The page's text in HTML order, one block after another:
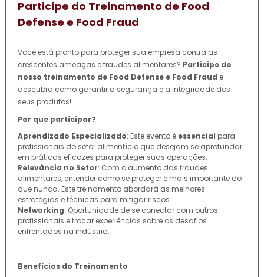
Participe do Treinamento de Food
Defense e Food Fraud
Você está pronto para proteger sua empresa contra as
crescentes ameaças e fraudes alimentares? Participe do
nosso treinamento de Food Defense e Food Fraud e
descubra como garantir a segurança e a integridade dos
seus produtos!
Por que participar?
Aprendizado Especializado: Este evento é essencial para
profissionais do setor alimentício que desejam se aprofundar
em práticas eficazes para proteger suas operações.
Relevância no Setor: Com o aumento das fraudes
alimentares, entender como se proteger é mais importante do
que nunca. Este treinamento abordará as melhores
estratégias e técnicas para mitigar riscos.
Networking: Oportunidade de se conectar com outros
profissionais e trocar experiências sobre os desafios
enfrentados na indústria.
Benefícios do Treinamento